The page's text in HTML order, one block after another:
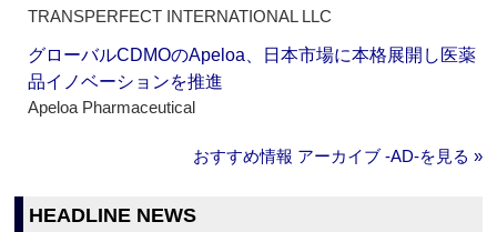
TRANSPERFECT INTERNATIONAL LLC
グローバルCDMOのApeloa、日本市場に本格展開し医薬
品イノベーションを推進
Apeloa Pharmaceutical
おすすめ情報 アーカイブ ‐AD‐を見る »
HEADLINE NEWS